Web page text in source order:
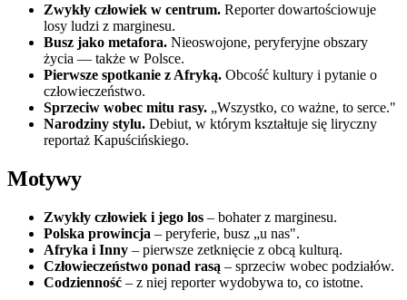
Zwykły człowiek w centrum. Reporter dowartościowuje
losy ludzi z marginesu.
Busz jako metafora. Nieoswojone, peryferyjne obszary
życia — także w Polsce.
Pierwsze spotkanie z Afryką. Obcość kultury i pytanie o
człowieczeństwo.
Sprzeciw wobec mitu rasy. „Wszystko, co ważne, to serce."
Narodziny stylu. Debiut, w którym kształtuje się liryczny
reportaż Kapuścińskiego.
Motywy
Zwykły człowiek i jego los – bohater z marginesu.
Polska prowincja – peryferie, busz „u nas".
Afryka i Inny – pierwsze zetknięcie z obcą kulturą.
Człowieczeństwo ponad rasą – sprzeciw wobec podziałów.
Codzienność – z niej reporter wydobywa to, co istotne.